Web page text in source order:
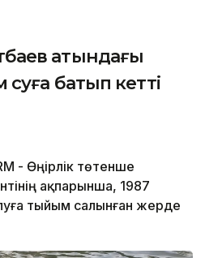
атындағы
батып кетті
- Өңірлік төтенше
ақпарынша, 1987
тыйым салынған жерде